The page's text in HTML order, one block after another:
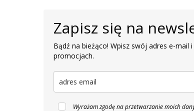
Zapisz się na
Bądź na bieżąco! Wpisz swój adres e-
promocjach.
Wyrażam zgodę na przetwarzanie moich